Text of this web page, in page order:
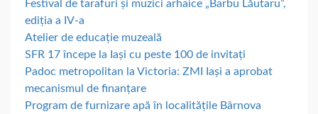
Festival de tarafuri și muzici arhaice „Barbu Lăutaru”,
ediția a IV-a
Atelier de educație muzeală
SFR 17 începe la Iași cu peste 100 de invitați
Padoc metropolitan la Victoria: ZMI Iași a aprobat
mecanismul de finanțare
Program de furnizare apă în localitățile Bârnova